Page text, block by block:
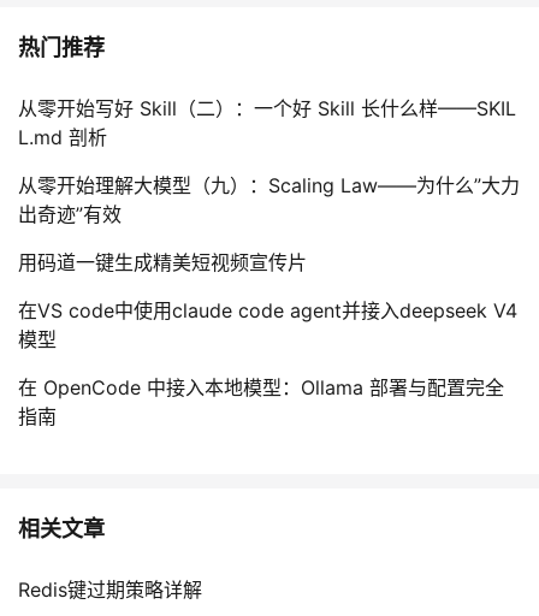
热门推荐
从零开始写好 Skill（二）：一个好 Skill 长什么样——SKIL
L.md 剖析
从零开始理解大模型（九）：Scaling Law——为什么”大力
出奇迹”有效
用码道一键生成精美短视频宣传片
在VS code中使用claude code agent并接入deepseek V4
模型
在 OpenCode 中接入本地模型：Ollama 部署与配置完全
指南
相关文章
Redis键过期策略详解